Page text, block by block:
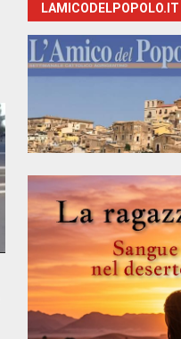
LAMICODELPOPOLO.IT